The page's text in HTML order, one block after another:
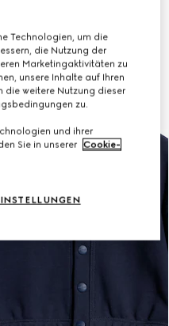
Technologien, um die
die Nutzung der
Marketingaktivitäten zu
unsere Inhalte auf Ihren
die weitere Nutzung dieser
zu.
und ihrer
Sie in unserer Cookie-